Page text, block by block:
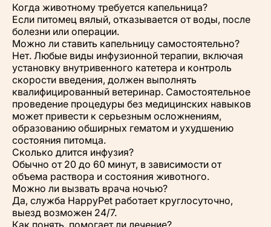
Когда животному требуется капельница?
Если питомец вялый, отказывается от воды, после
болезни или операции.
Можно ли ставить капельницу самостоятельно?
Нет. Любые виды инфузионной терапии, включая
установку внутривенного катетера и контроль
скорости введения, должен выполнять
квалифицированный ветеринар. Самостоятельное
проведение процедуры без медицинских навыков
может привести к серьезным осложнениям,
образованию обширных гематом и ухудшению
состояния питомца.
Сколько длится инфузия?
Обычно от 20 до 60 минут, в зависимости от
объема раствора и состояния животного.
Можно ли вызвать врача ночью?
Да, служба HappyPet работает круглосуточно,
выезд возможен 24/7.
Как понять, помогает ли лечение?